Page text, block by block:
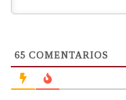
65 COMENTARIOS